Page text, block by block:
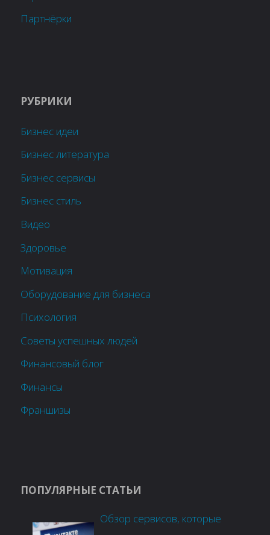
Партнёрки
РУБРИКИ
Бизнес идеи
Бизнес литература
Бизнес сервисы
Бизнес стиль
Видео
Здоровье
Мотивация
Оборудование для бизнеса
Психология
Советы успешных людей
Финансовый блог
Финансы
Франшизы
ПОПУЛЯРНЫЕ СТАТЬИ
Обзор сервисов, которые